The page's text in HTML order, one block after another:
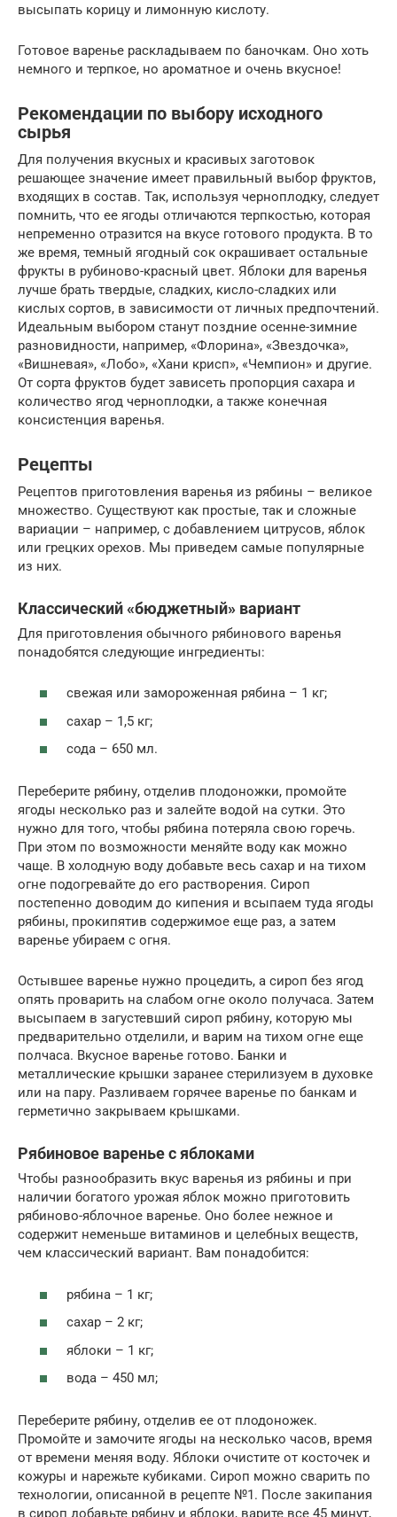
высыпать корицу и лимонную кислоту.
Готовое варенье раскладываем по баночкам. Оно хоть
немного и терпкое, но ароматное и очень вкусное!
Рекомендации по выбору исходного
сырья
Для получения вкусных и красивых заготовок
решающее значение имеет правильный выбор фруктов,
входящих в состав. Так, используя черноплодку, следует
помнить, что ее ягоды отличаются терпкостью, которая
непременно отразится на вкусе готового продукта. В то
же время, темный ягодный сок окрашивает остальные
фрукты в рубиново-красный цвет. Яблоки для варенья
лучше брать твердые, сладких, кисло-сладких или
кислых сортов, в зависимости от личных предпочтений.
Идеальным выбором станут поздние осенне-зимние
разновидности, например, «Флорина», «Звездочка»,
«Вишневая», «Лобо», «Хани крисп», «Чемпион» и другие.
От сорта фруктов будет зависеть пропорция сахара и
количество ягод черноплодки, а также конечная
консистенция варенья.
Рецепты
Рецептов приготовления варенья из рябины – великое
множество. Существуют как простые, так и сложные
вариации – например, с добавлением цитрусов, яблок
или грецких орехов. Мы приведем самые популярные
из них.
Классический «бюджетный» вариант
Для приготовления обычного рябинового варенья
понадобятся следующие ингредиенты:
свежая или замороженная рябина – 1 кг;
сахар – 1,5 кг;
сода – 650 мл.
Переберите рябину, отделив плодоножки, промойте
ягоды несколько раз и залейте водой на сутки. Это
нужно для того, чтобы рябина потеряла свою горечь.
При этом по возможности меняйте воду как можно
чаще. В холодную воду добавьте весь сахар и на тихом
огне подогревайте до его растворения. Сироп
постепенно доводим до кипения и всыпаем туда ягоды
рябины, прокипятив содержимое еще раз, а затем
варенье убираем с огня.
Остывшее варенье нужно процедить, а сироп без ягод
опять проварить на слабом огне около получаса. Затем
высыпаем в загустевший сироп рябину, которую мы
предварительно отделили, и варим на тихом огне еще
полчаса. Вкусное варенье готово. Банки и
металлические крышки заранее стерилизуем в духовке
или на пару. Разливаем горячее варенье по банкам и
герметично закрываем крышками.
Рябиновое варенье с яблоками
Чтобы разнообразить вкус варенья из рябины и при
наличии богатого урожая яблок можно приготовить
рябиново-яблочное варенье. Оно более нежное и
содержит неменьше витаминов и целебных веществ,
чем классический вариант. Вам понадобится:
рябина – 1 кг;
сахар – 2 кг;
яблоки – 1 кг;
вода – 450 мл;
Переберите рябину, отделив ее от плодоножек.
Промойте и замочите ягоды на несколько часов, время
от времени меняя воду. Яблоки очистите от косточек и
кожуры и нарежьте кубиками. Сироп можно сварить по
технологии, описанной в рецепте №1. После закипания
в сироп добавьте рябину и яблоки, варите все 45 минут,